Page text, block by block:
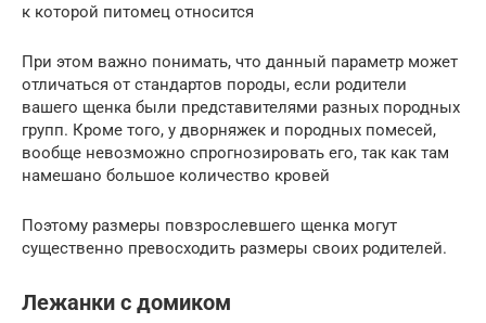
к которой питомец относится
При этом важно понимать, что данный параметр может
отличаться от стандартов породы, если родители
вашего щенка были представителями разных породных
групп. Кроме того, у дворняжек и породных помесей,
вообще невозможно спрогнозировать его, так как там
намешано большое количество кровей
Поэтому размеры повзрослевшего щенка могут
существенно превосходить размеры своих родителей.
Лежанки с домиком